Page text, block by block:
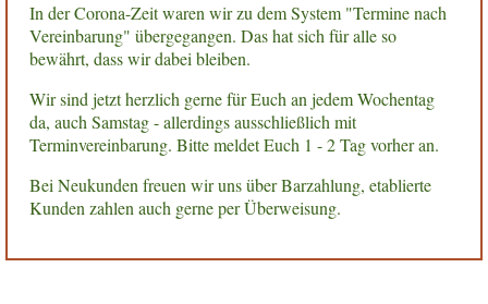
In der Corona-Zeit waren wir zu dem System "Termine nach
Vereinbarung" übergegangen. Das hat sich für alle so
bewährt, dass wir dabei bleiben.
Wir sind jetzt herzlich gerne für Euch an jedem Wochentag
da, auch Samstag - allerdings ausschließlich mit
Terminvereinbarung. Bitte meldet Euch 1 - 2 Tag vorher an.
Bei Neukunden freuen wir uns über Barzahlung, etablierte
Kunden zahlen auch gerne per Überweisung.